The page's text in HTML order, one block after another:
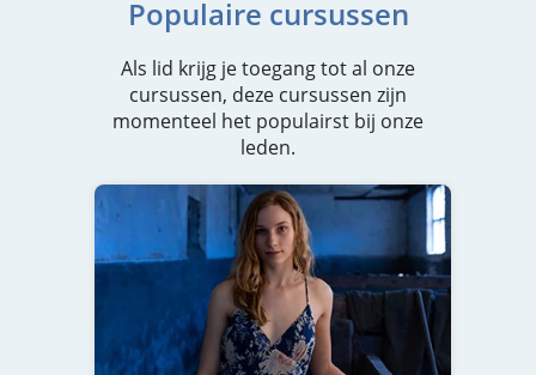
Populaire cursussen
Als lid krijg je toegang tot al onze
cursussen, deze cursussen zijn
momenteel het populairst bij onze
leden.